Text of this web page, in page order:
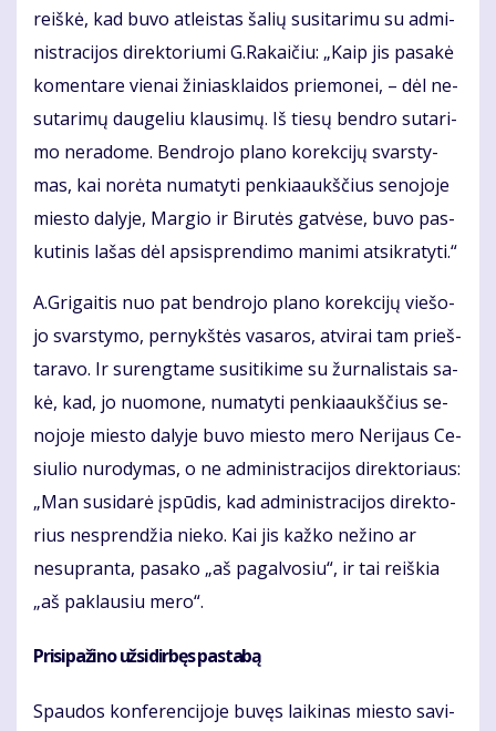
reiš­kė, kad bu­vo at­leis­tas ša­lių su­si­ta­ri­mu su ad­mi­
nist­ra­ci­jos di­rek­to­riu­mi G.Ra­kai­čiu: „Kaip jis pasakė
komentare vienai žiniasklaidos priemonei, – dėl ne­
su­ta­ri­mų dau­ge­liu klau­si­mų. Iš tie­sų ben­dro su­ta­ri­
mo ne­ra­do­me. Ben­dro­jo pla­no ko­rek­ci­jų svars­ty­
mas, kai no­rė­ta nu­ma­ty­ti pen­kia­aukš­čius se­no­jo­je
mies­to da­ly­je, Mar­gio ir Bi­ru­tės gat­vė­se, bu­vo pas­
ku­ti­nis la­šas dėl ap­si­spren­di­mo ma­ni­mi at­si­kra­ty­ti.“
A.Gri­gai­tis nuo pat ben­dro­jo pla­no ko­rek­ci­jų vie­šo­
jo svars­ty­mo, per­nykštės va­sa­ros, at­vi­rai tam prieš­
ta­ra­vo. Ir su­reng­ta­me su­si­ti­ki­me su žur­na­lis­tais sa­
kė, kad, jo nuo­mo­ne, nu­ma­ty­ti pen­kia­aukš­čius se­
no­jo­je mies­to da­ly­je bu­vo mies­to me­ro Ne­ri­jaus Ce­
siu­lio nuro­dy­mas, o ne ad­mi­nist­ra­ci­jos di­rek­to­riaus:
„Man su­si­da­rė įspū­dis, kad ad­mi­nist­ra­ci­jos di­rek­to­
rius ne­spren­džia nie­ko. Kai jis kaž­ko ne­ži­no ar
nesupranta, pa­sa­ko „aš pa­gal­vo­siu“, ir tai reiškia
„aš pa­klau­siu me­ro“.
Pri­si­pa­ži­no už­si­dir­bęs pa­sta­bą
Spau­dos kon­fe­ren­ci­jo­je bu­vęs lai­ki­nas mies­to sa­vi­